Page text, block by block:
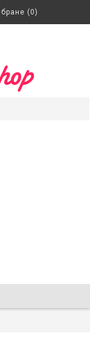
(0)
пристрій для